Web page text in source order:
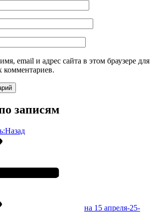
email и адрес сайта в этом браузере для
записям
Назад
на 15 апреля-25-